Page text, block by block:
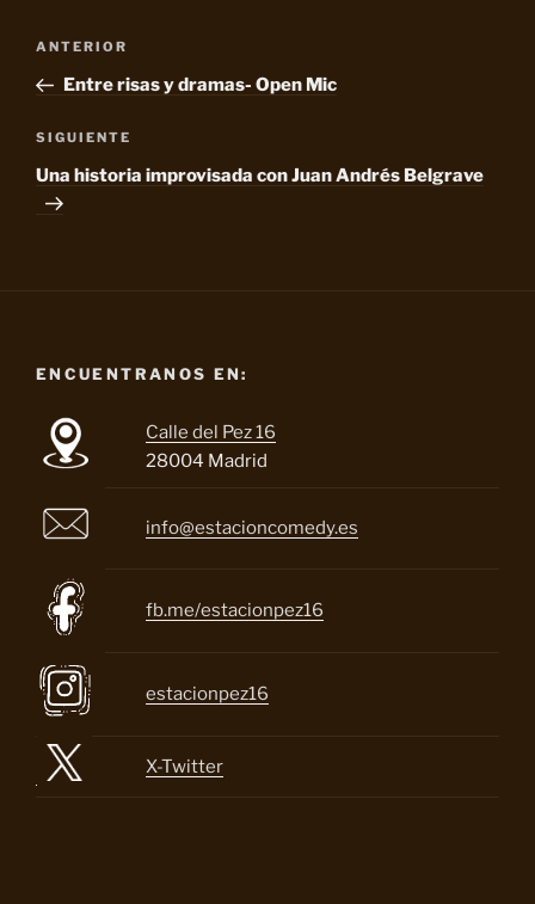
Navegación
entradas
Entrada
anterior:
ANTERIOR
Entre risas y dramas- Open Mic
Siguiente
entrada
SIGUIENTE
Una historia improvisada con Juan Andrés Belgrave
ENCUENTRANOS EN:
Calle del Pez 16
28004 Madrid
info@estacioncomedy.es
fb.me/estacionpez16
estacionpez16
X-Twitter